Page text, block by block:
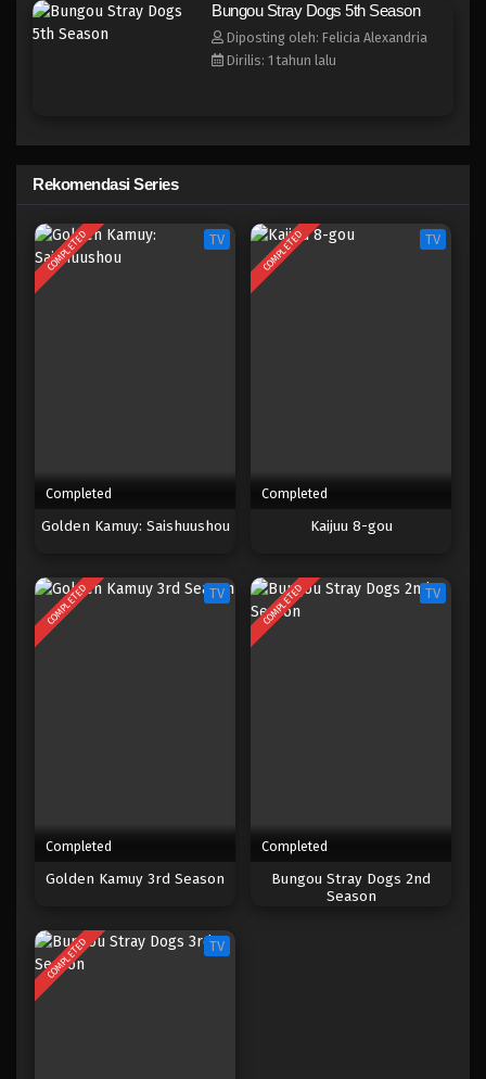
Bungou Stray Dogs 5th Season
Eps 3 - Februari 26, 2025
Bungou Stray Dogs 5th Season
Eps 2 - Februari 26, 2025
Bungou Stray Dogs 5th Season
Diposting oleh: Felicia Alexandria
Dirilis: 1 tahun lalu
Rekomendasi Series
COMPLETED TV
Completed
Golden Kamuy: Saishuushou
COMPLETED TV
Completed
Kaijuu 8-gou
COMPLETED TV
Completed
Golden Kamuy 3rd Season
COMPLETED TV
Completed
Bungou Stray Dogs 2nd
Season
COMPLETED TV